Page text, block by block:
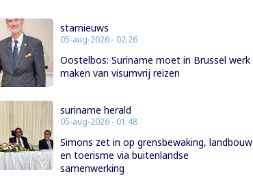
starnieuws
05-aug-2026 - 02:26
Oostelbos: Suriname moet in Brussel werk
maken van visumvrij reizen
suriname herald
05-aug-2026 - 01:48
Simons zet in op grensbewaking, landbouw
en toerisme via buitenlandse
samenwerking